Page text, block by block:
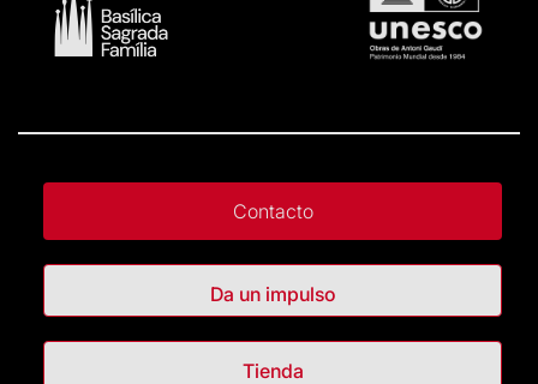
Contacto
Da un impulso
Tienda